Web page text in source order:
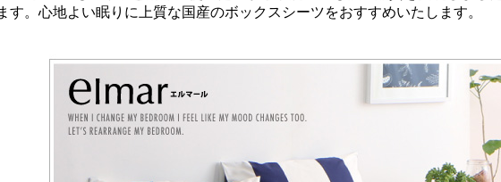
。心地よい眠りに上質な国産のボックスシーツをおすすめいたします。